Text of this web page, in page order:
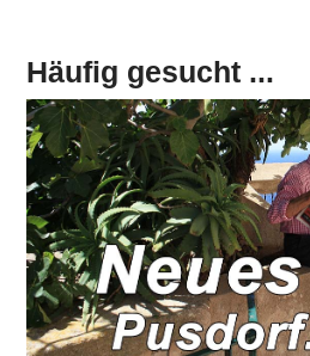
Häufig gesucht ...